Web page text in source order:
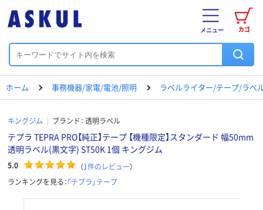
カゴ
メニュー
ホーム 事務機器/家電/電池/照明 ラベルライター/テープ/ラベ
キングジム ブランド： 透明ラベル
テプラ TEPRA PRO【純正】テープ 【機種限定】スタンダード 幅50mm
透明ラベル(黒文字) ST50K 1個 キングジム
5.0 （1件のレビュー）
ランキングを見る：「テプラ」テープ